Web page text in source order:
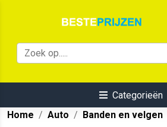
Categorieën
Home
Auto Banden en velgen